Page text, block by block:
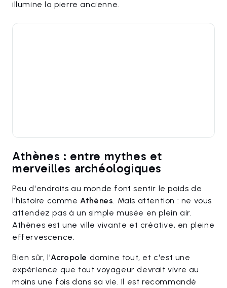
illumine la pierre ancienne.
Athènes : entre mythes et
merveilles archéologiques
Peu d'endroits au monde font sentir le poids de
l'histoire commeAthènes. Mais attention : ne vous
attendez pas à un simple musée en plein air.
Athènes est une ville vivante et créative, en pleine
effervescence.
Bien sûr, l'Acropole domine tout, et c'est une
expérience que tout voyageur devrait vivre au
moins une fois dans sa vie. Il est recommandé